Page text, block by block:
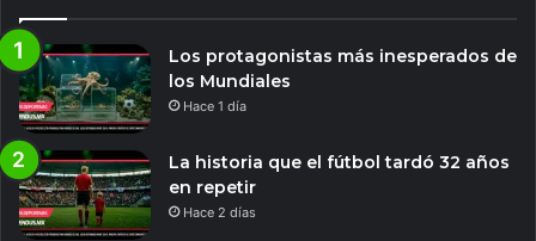
Los protagonistas más inesperados de
los Mundiales
Hace 1 día
La historia que el fútbol tardó 32 años
en repetir
Hace 2 días